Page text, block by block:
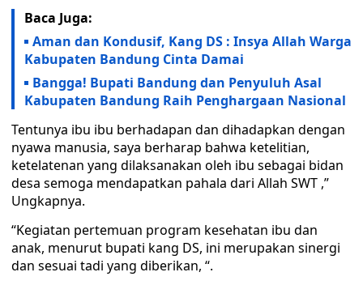
Baca Juga:
Aman dan Kondusif, Kang DS : Insya Allah Warga
Kabupaten Bandung Cinta Damai
Bangga! Bupati Bandung dan Penyuluh Asal
Kabupaten Bandung Raih Penghargaan Nasional
Tentunya ibu ibu berhadapan dan dihadapkan dengan
nyawa manusia, saya berharap bahwa ketelitian,
ketelatenan yang dilaksanakan oleh ibu sebagai bidan
desa semoga mendapatkan pahala dari Allah SWT ,”
Ungkapnya.
“Kegiatan pertemuan program kesehatan ibu dan
anak, menurut bupati kang DS, ini merupakan sinergi
dan sesuai tadi yang diberikan, “.